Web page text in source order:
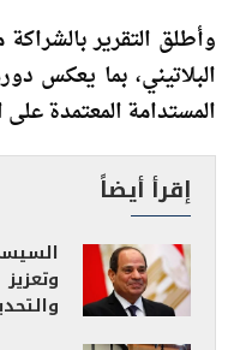
وأطلق التقرير
البلاتيني، بما يعكس
المستدامة المعتمدة على
إقرأ أيضاً